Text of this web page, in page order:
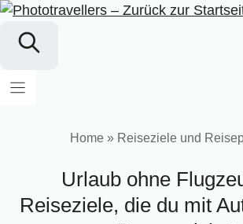
Zum
Inhalt
springen
Home» Reiseziele und
Urlaub ohne
Reiseziele, die du mit